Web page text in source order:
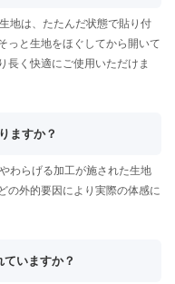
地は、たたんだ状態で貼り付
っと生地をほぐしてから開いて
長く快適にご使用いただけま
ますか？
わらげる加工が施された生地
の外的要因により実際の体感に
いますか？